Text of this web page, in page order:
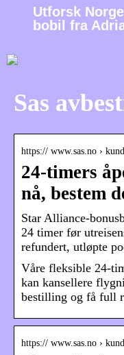
Utforsk
bobil fra
Sas
https:// www.sas.no ›
24-timers
nå, bestem
Star Alliance-
24 timer før
refundert, utløpte
Våre fleksible 24-
kan kansellere
bestilling og få full
https:// www.sas.no ›